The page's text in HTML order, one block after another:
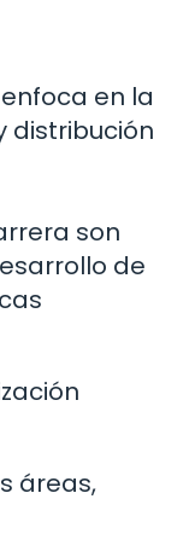
en la
distribución
son
de
áreas,